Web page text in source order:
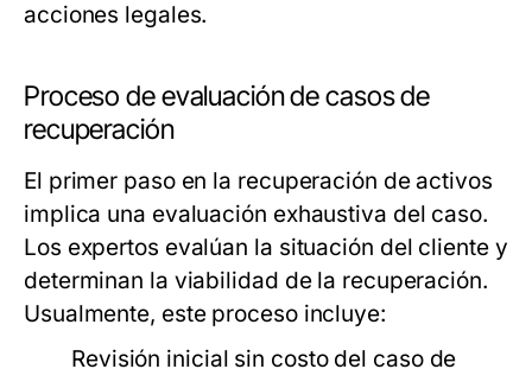
acciones legales.
Proceso de evaluación de casos de
recuperación
El primer paso en la recuperación de activos
implica una evaluación exhaustiva del caso.
Los expertos evalúan la situación del cliente y
determinan la viabilidad de la recuperación.
Usualmente, este proceso incluye:
Revisión inicial sin costo del caso de